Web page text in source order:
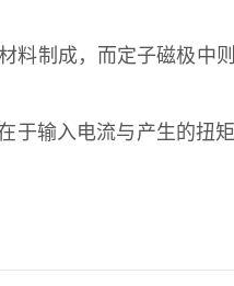
料制成，而定子磁极中
于输入电流与产生的扭